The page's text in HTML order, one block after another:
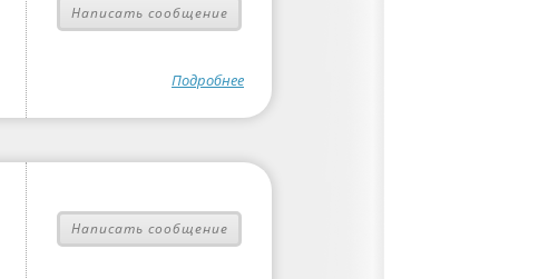
Написать сообщение
Подробнее
Написать сообщение